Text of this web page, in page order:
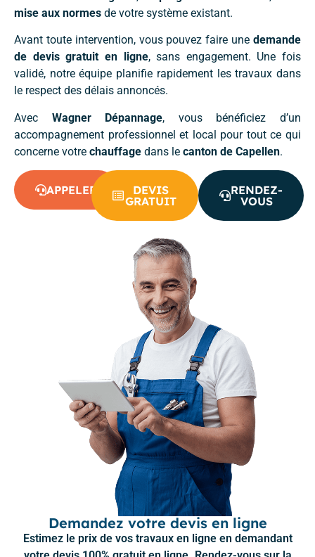
mise aux normes de votre système existant.
Avant toute intervention, vous pouvez faire une demande
de devis gratuit en ligne, sans engagement. Une fois
validé, notre équipe planifie rapidement les travaux dans
le respect des délais annoncés.
Avec Wagner Dépannage, vous bénéficiez d’un
accompagnement professionnel et local pour tout ce qui
concerne votre chauffage dans le canton de Capellen.
APPELER
DEVIS
GRATUIT
RENDEZ-
VOUS
Demandez votre devis en ligne
Estimez le prix de vos travaux en ligne en demandant